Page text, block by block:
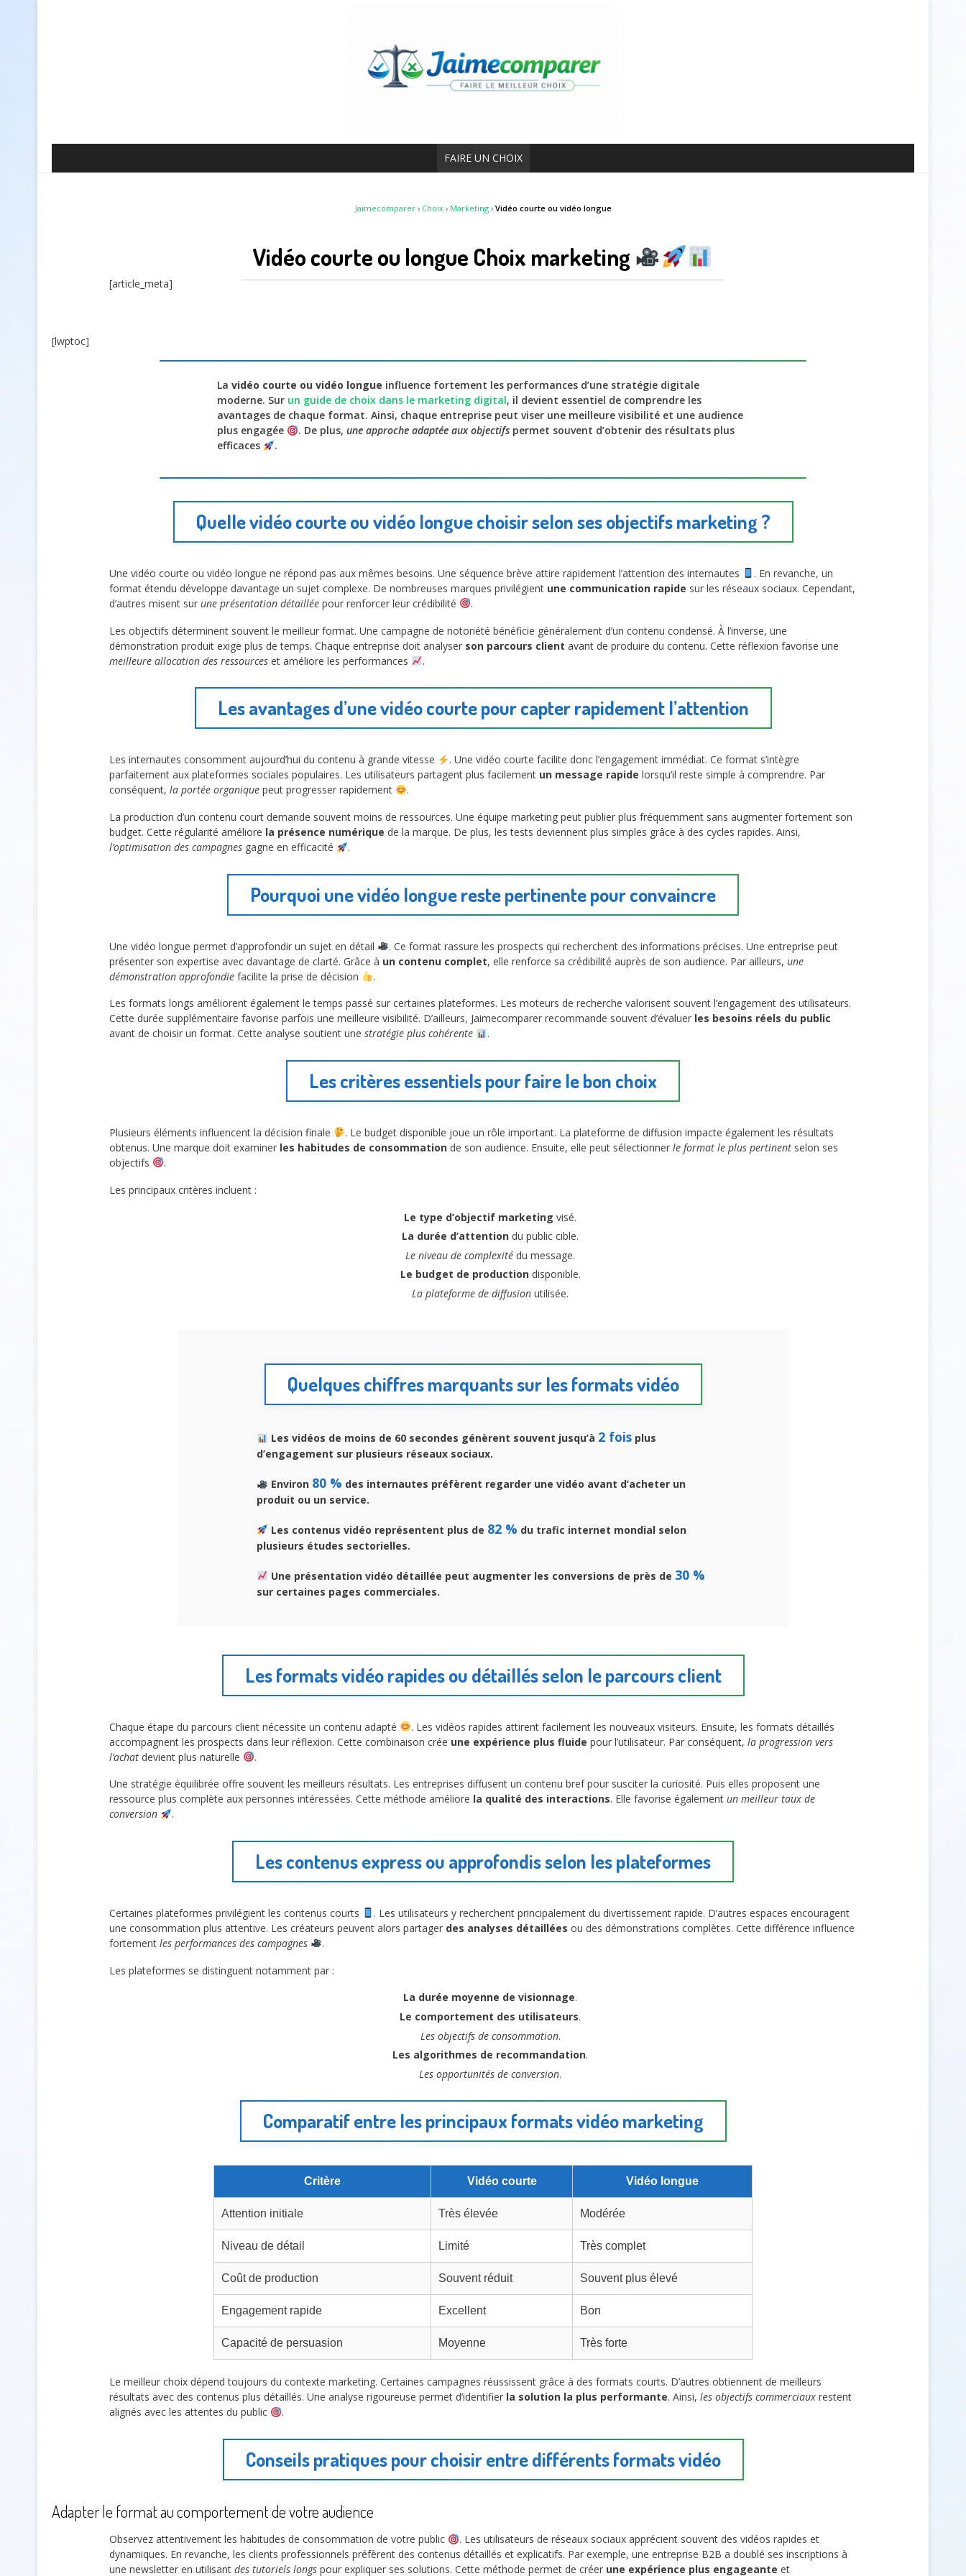
FAIRE UN CHOIX
Jaimecomparer› Choix› Marketing› Vidéo courte ou vidéo longue
Vidéo courte ou longue Choix marketing
[article_meta]
[lwptoc]
La vidéo courte ou vidéo longue influence fortement les performances d’une stratégie digitale
moderne. Sur un guide de choix dans le marketing digital, il devient essentiel de comprendre les
avantages de chaque format. Ainsi, chaque entreprise peut viser une meilleure visibilité et une audience
plus engagée
. De plus, une approche adaptée aux objectifspermet souvent d’obtenir des résultats plus
efficaces
.
Quelle vidéo courte ou vidéo longue choisir selon ses objectifs marketing ?
Une vidéo courte ou vidéo longue ne répond pas aux mêmes besoins. Une séquence brève attire rapidement l’attention des internautes
. En revanche, un
format étendu développe davantage un sujet complexe. De nombreuses marques privilégient une communication rapide sur les réseaux sociaux. Cependant,
d’autres misent sur une présentation détaillée pour renforcer leur crédibilité
.
Les objectifs déterminent souvent le meilleur format. Une campagne de notoriété bénéficie généralement d’un contenu condensé. À l’inverse, une
démonstration produit exige plus de temps. Chaque entreprise doit analyser son parcours client avant de produire du contenu. Cette réflexion favorise une
meilleure allocation des ressources et améliore les performances .
Les avantages d’une vidéo courte pour capter rapidement l’attention
Les internautes consomment aujourd’hui du contenu à grande vitesse
. Une vidéo courte facilite donc l’engagement immédiat. Ce format s’intègre
parfaitement aux plateformes sociales populaires. Les utilisateurs partagent plus facilement un message rapide lorsqu’il reste simple à comprendre. Par
conséquent, la portée organique peut progresser rapidement
.
La production d’un contenu court demande souvent moins de ressources. Une équipe marketing peut publier plus fréquemment sans augmenter fortement son
budget. Cette régularité améliore la présence numérique de la marque. De plus, les tests deviennent plus simples grâce à des cycles rapides. Ainsi,
l’optimisation des campagnes gagne en efficacité .
Pourquoi une vidéo longue reste pertinente pour convaincre
Une vidéo longue permet d’approfondir un sujet en détail
. Ce format rassure les prospects qui recherchent des informations précises. Une entreprise peut
présenter son expertise avec davantage de clarté. Grâce à un contenu complet, elle renforce sa crédibilité auprès de son audience. Par ailleurs, une
démonstration approfondie facilite la prise de décision
.
Les formats longs améliorent également le temps passé sur certaines plateformes. Les moteurs de recherche valorisent souvent l’engagement des utilisateurs.
Cette durée supplémentaire favorise parfois une meilleure visibilité. D’ailleurs, Jaimecomparer recommande souvent d’évaluer les besoins réels du public
avant de choisir un format. Cette analyse soutient une stratégie plus cohérente .
Les critères essentiels pour faire le bon choix
Plusieurs éléments influencent la décision finale
. Le budget disponible joue un rôle important. La plateforme de diffusion impacte également les résultats
obtenus. Une marque doit examiner les habitudes de consommation de son audience. Ensuite, elle peut sélectionner le format le plus pertinent selon ses
objectifs
.
Les principaux critères incluent :
Le type d’objectif marketing visé.
La durée d’attention du public cible.
Le niveau de complexité du message.
Le budget de productiondisponible.
La plateforme de diffusion utilisée.
Quelques chiffres marquants sur les formats vidéo
Les vidéos de moins de 60 secondes génèrent souvent jusqu’à 2 foisplus
d’engagement sur plusieurs réseaux sociaux.
Environ 80 % des internautes préfèrent regarder une vidéo avant d’acheter un
produit ou un service.
Les contenus vidéo représentent plus de 82 % du trafic internet mondial selon
plusieurs études sectorielles.
Une présentation vidéo détaillée peut augmenter les conversions de près de 30 %
sur certaines pages commerciales.
Les formats vidéo rapides ou détaillés selon le parcours client
Chaque étape du parcours client nécessite un contenu adapté
. Les vidéos rapides attirent facilement les nouveaux visiteurs. Ensuite, les formats détaillés
accompagnent les prospects dans leur réflexion. Cette combinaison crée une expérience plus fluide pour l’utilisateur. Par conséquent, la progression vers
l’achat devient plus naturelle
.
Une stratégie équilibrée offre souvent les meilleurs résultats. Les entreprises diffusent un contenu bref pour susciter la curiosité. Puis elles proposent une
ressource plus complète aux personnes intéressées. Cette méthode améliore la qualité des interactions. Elle favorise également un meilleur taux de
conversion
.
Les contenus express ou approfondis selon les plateformes
Certaines plateformes privilégient les contenus courts
. Les utilisateurs y recherchent principalement du divertissement rapide. D’autres espaces encouragent
une consommation plus attentive. Les créateurs peuvent alors partager des analyses détaillées ou des démonstrations complètes. Cette différence influence
fortement les performances des campagnes
.
Les plateformes se distinguent notamment par :
La durée moyenne de visionnage.
Le comportement des utilisateurs.
Les objectifs de consommation.
Les algorithmes de recommandation.
Les opportunités de conversion.
Comparatif entre les principaux formats vidéo marketing
Critère Vidéo courte Vidéo longue
Attention initiale Très élevée Modérée
Niveau de détail Limité Très complet
Coût de production Souvent réduit Souvent plus élevé
Engagement rapide Excellent Bon
Capacité de persuasion Moyenne Très forte
Le meilleur choix dépend toujours du contexte marketing. Certaines campagnes réussissent grâce à des formats courts. D’autres obtiennent de meilleurs
résultats avec des contenus plus détaillés. Une analyse rigoureuse permet d’identifier la solution la plus performante. Ainsi, les objectifs commerciaux restent
alignés avec les attentes du public
.
Conseils pratiques pour choisir entre différents formats vidéo
Adapter le format au comportement de votre audience
Observez attentivement les habitudes de consommation de votre public
. Les utilisateurs de réseaux sociaux apprécient souvent des vidéos rapides et
dynamiques. En revanche, les clients professionnels préfèrent des contenus détaillés et explicatifs. Par exemple, une entreprise B2B a doublé ses inscriptions à
une newsletter en utilisant des tutoriels longs pour expliquer ses solutions. Cette méthode permet de créer une expérience plus engageante et